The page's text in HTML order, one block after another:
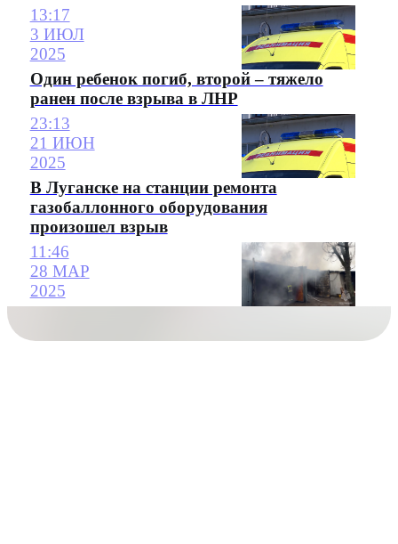
13:17
3 ИЮЛ
2025
Один ребенок погиб, второй – тяжело
ранен после взрыва в ЛНР
23:13
21 ИЮН
2025
В Луганске на станции ремонта
газобаллонного оборудования
произошел взрыв
11:46
28 МАР
2025